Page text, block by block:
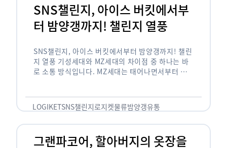
SNS챌린지, 아이스 버킷에서부
터 밤양갱까지! 챌린지 열풍
SNS챌린지, 아이스 버킷에서부터 밤양갱까지! 챌린
지 열풍 기성세대와 MZ세대의 차이점 중 하나는 바
로 소통 방식입니다. MZ세대는 태어나면서부터 디
도 능숙한 …
LOGIKETSNS챌린지로지켓물류밤양갱유통
그랜파코어, 할아버지의 옷장을